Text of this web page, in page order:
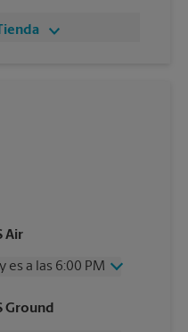
Air
es a las 6:00 PM
Ground